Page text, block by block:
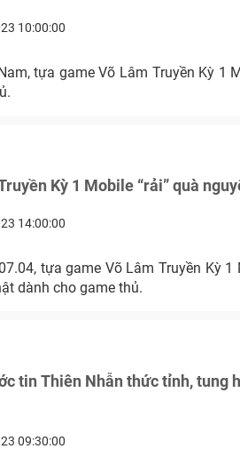
10:00:00
tựa game Võ Lâm Truyền Kỳ 1
Kỳ 1 Mobile “rải” quà
14:00:00
tựa game Võ Lâm Truyền Kỳ 1
dành cho game thủ.
tin Thiên Nhẫn thức tỉnh, tung
09:30:00